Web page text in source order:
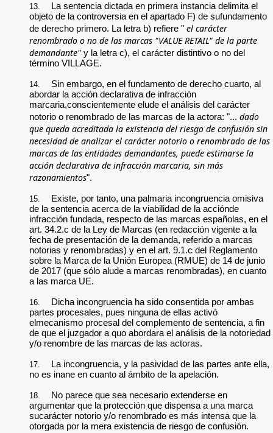
13.
La sentencia dictada en primera instancia delimita el
objeto de la controversia en el apartado F) de sufundamento
de derecho primero. La letra b) refiere " el carácter
renombrado o no de las marcas "VALUE RETAIL" de la parte
demandante" y la letra c), el carácter distintivo o no del
término VILLAGE.
14.
Sin embargo, en el fundamento de derecho cuarto, al
abordar la acción declarativa de infracción
marcaria,conscientemente elude el análisis del carácter
notorio o renombrado de las marcas de la actora: "... dado
que queda acreditada la existencia del riesgo de confusión sin
necesidad de analizar el carácter notorio o renombrado de las
marcas de las entidades demandantes, puede estimarse la
acción declarativa de infracción marcaria, sin más
razonamientos".
15.
Existe, por tanto, una palmaria incongruencia omisiva
de la sentencia acerca de la viabilidad de la acciónde
infracción fundada, respecto de las marcas españolas, en el
art. 34.2.c de la Ley de Marcas (en redacción vigente a la
fecha de presentación de la demanda, referido a marcas
notorias y renombradas) y en el art. 9.1.c del Reglamento
sobre la Marca de la Unión Europea (RMUE) de 14 de junio
de 2017 (que sólo alude a marcas renombradas), en cuanto
a las marca UE.
16.
Dicha incongruencia ha sido consentida por ambas
partes procesales, pues ninguna de ellas activó
elmecanismo procesal del complemento de sentencia, a fin
de que el juzgador a quo abordara el análisis de la notoriedad
y/o renombre de las marcas de las actoras.
17.
La incongruencia, y la pasividad de las partes ante ella,
no es inane en cuanto al ámbito de la apelación.
18.
No parece que sea necesario extenderse en
argumentar que la protección que dispensa a una marca
sucarácter notorio y/o renombrado es más intensa que la
otorgada por la mera existencia de riesgo de confusión.